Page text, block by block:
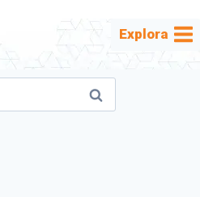
Explora